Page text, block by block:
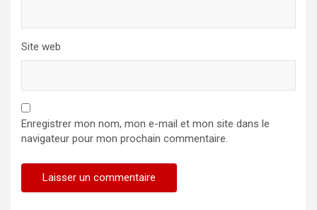
Site web
Enregistrer mon nom, mon e-mail et mon site dans le
navigateur pour mon prochain commentaire.